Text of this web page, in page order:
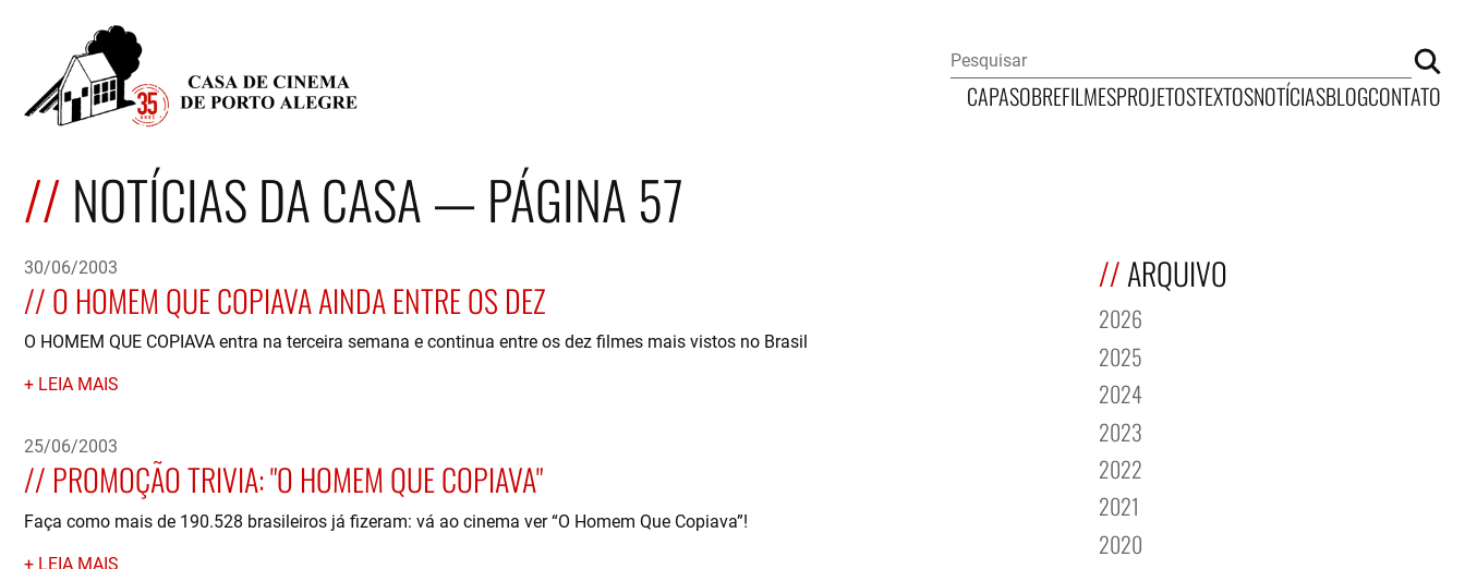
CAPASOBREFILMESPROJETOSTEXTOSNOTÍCIASBLOGCONTATO
NOTÍCIAS DA CASA — PÁGINA 57
30/06/2003
O HOMEM QUE COPIAVA AINDA ENTRE OS DEZ
O HOMEM QUE COPIAVA entra na terceira semana e continua entre os dez filmes mais vistos no Brasil
LEIA MAIS
25/06/2003
PROMOÇÃO TRIVIA: "O HOMEM QUE COPIAVA"
Faça como mais de 190.528 brasileiros já fizeram: vá ao cinema ver “O Homem Que Copiava”!
LEIA MAIS
ARQUIVO
2026
2025
2024
2023
2022
2021
2020